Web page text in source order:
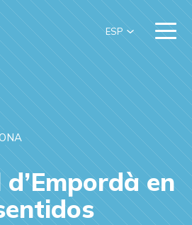
ESP
en